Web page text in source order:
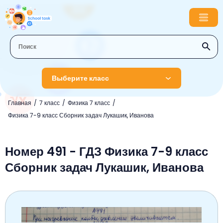
Выберите класс
Главная 7 класс
Физика 7 класс
Физика 7-9 класс Сборник задач Лукашик, Иванова
1 класс
Русский язык
Литературное чтение
Окружающий мир
Математика
Математика
Английский язык
Информатика
Литературное чтение
3 класс
Музыка
Окружающий мир
Русский язык
4 класс
Английский язык
Русский язык
5 класс
ОБЖ
6 класс
Номер 491 - ГДЗ Физика 7-9 класс
Сборник задач Лукашик, Иванова